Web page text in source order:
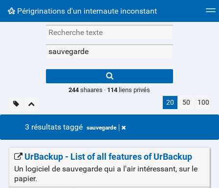
Périgrinations d'un internaute inconstant
Nuage de tags Mur d'images
results.
244shaares · 114liens privés
20 50 100
3 résultats taggé sauvegarde
UrBackup - List of all features of UrBackup
Un logiciel de sauvegarde qui a l'air intéressant, sur le
papier.